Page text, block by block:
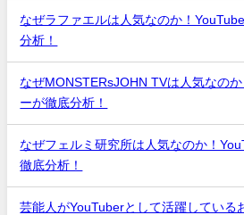
なぜラファエルは人気なのか！
分析！
なぜMONSTERsJOHN TVは人気なの
ーが徹底分析！
なぜフェルミ研究所は人気なのか！
徹底分析！
芸能人がYouTuberとして活躍している